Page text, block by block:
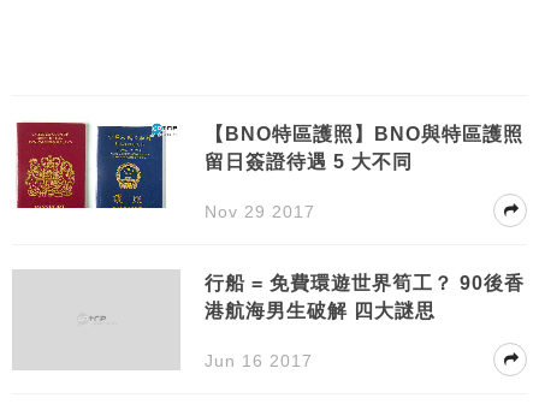
【BNO特區護照】BNO與特區護照
留日簽證待遇 5 大不同
Nov 29 2017
行船 = 免費環遊世界筍工？ 90後香
港航海男生破解 四大謎思
Jun 16 2017